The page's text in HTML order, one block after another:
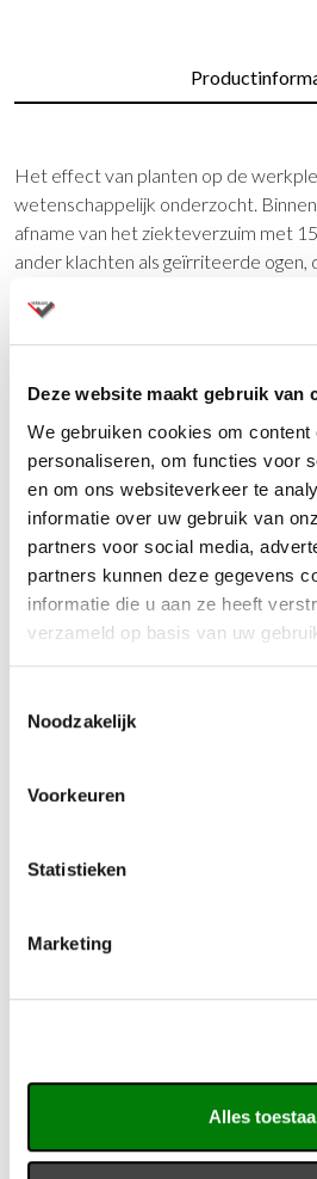
Deze website maakt gebruik van
We gebruiken cookies om content
personaliseren, om functies voor
en om ons websiteverkeer te
informatie over uw gebruik van
partners voor social media,
partners kunnen deze gegevens
informatie die u aan ze heeft
verzameld op basis van uw
Noodzakelijk
Voorkeuren
Statistieken
Marketing
Alles
Het effect van planten op de
wetenschappelijk onderzocht.
afname van het ziekteverzuim met
ander klachten als geïrriteerde ogen,
vermoeidheid, hoesten en hoofdpijn
wanneer planten deel uitmaken van
binnentuinen zijn een ideale
Vragen?
Wij staan u graag te woord via de
073-8000266
Gerelateerde
Werken in een flexibele, open en